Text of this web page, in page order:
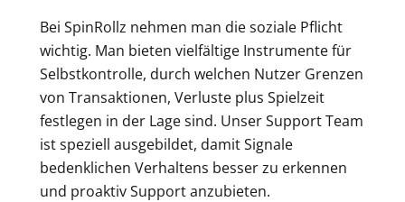
Bei SpinRollz nehmen man die soziale Pflicht
wichtig. Man bieten vielfältige Instrumente für
Selbstkontrolle, durch welchen Nutzer Grenzen
von Transaktionen, Verluste plus Spielzeit
festlegen in der Lage sind. Unser Support Team
ist speziell ausgebildet, damit Signale
bedenklichen Verhaltens besser zu erkennen
und proaktiv Support anzubieten.